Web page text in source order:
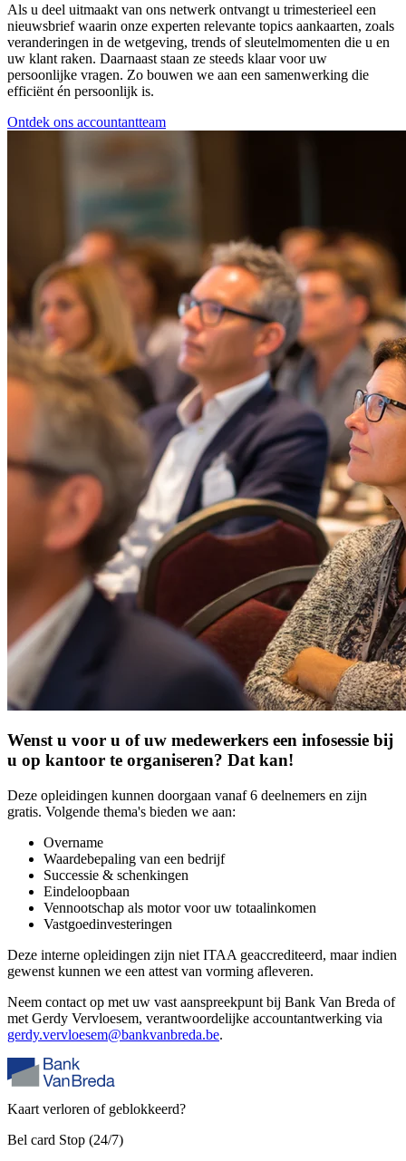
Als u deel uitmaakt van ons netwerk ontvangt u trimesterieel een
nieuwsbrief waarin onze experten relevante topics aankaarten, zoals
veranderingen in de wetgeving, trends of sleutelmomenten die u en
uw klant raken. Daarnaast staan ze steeds klaar voor uw
persoonlijke vragen. Zo bouwen we aan een samenwerking die
efficiënt én persoonlijk is.
Ontdek ons accountantteam
Wenst u voor u of uw medewerkers een infosessie bij
u op kantoor te organiseren? Dat kan!
Deze opleidingen kunnen doorgaan vanaf 6 deelnemers en zijn
gratis. Volgende thema's bieden we aan:
Overname
Waardebepaling van een bedrijf
Successie & schenkingen
Eindeloopbaan
Vennootschap als motor voor uw totaalinkomen
Vastgoedinvesteringen
Deze interne opleidingen zijn niet ITAA geaccrediteerd, maar indien
gewenst kunnen we een attest van vorming afleveren.
Neem contact op met uw vast aanspreekpunt bij Bank Van Breda of
met Gerdy Vervloesem, verantwoordelijke accountantwerking via
gerdy.vervloesem@bankvanbreda.be.
Kaart verloren of geblokkeerd?
Bel card Stop (24/7)